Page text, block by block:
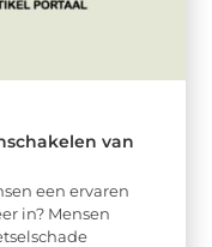
van
een ervaren
in? Mensen